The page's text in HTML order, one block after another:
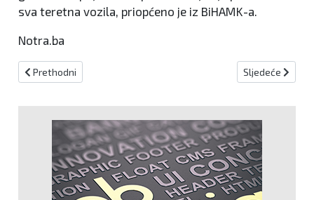
sva teretna vozila, priopćeno je iz BiHAMK-a.
Notra.ba
Prethodni članak: Radarske kontrole za 4. srpnja
Prethodni Sljedeći članak:
Sljedeće